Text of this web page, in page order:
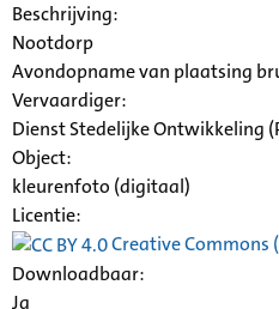
Beschrijving:
Nootdorp
Avondopname van plaatsing
Vervaardiger:
Dienst Stedelijke Ontwikkeling
Object:
kleurenfoto (digitaal)
Licentie:
Creative Commons
Downloadbaar:
Ja